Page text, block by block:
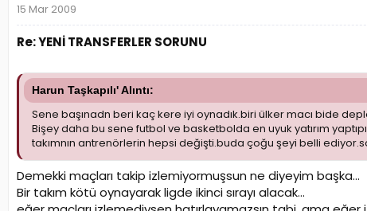
15 Mar 2009
Re: YENİ TRANSFERLER SORUNU
Harun Taşkapılı' Alıntı:
Sene başınadn beri kaç kere iyi oynadık.biri ülker macı bide
Bişey daha bu sene futbol ve basketbolda en uyuk yatırım
takımnın antrenörlerin hepsi değişti.buda çoğu şeyi belli
Demekki maçları takip izlemiyormuşsun ne diyeyim başka...
Bir takım kötü oynayarak ligde ikinci sırayı alacak...